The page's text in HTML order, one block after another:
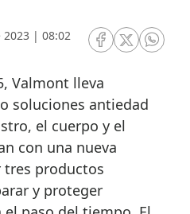
2023 | 08:02
RRSS Facebook
RRSSRRSS
soluciones antiedad
el cuerpo y el
con una nueva
productos
y proteger